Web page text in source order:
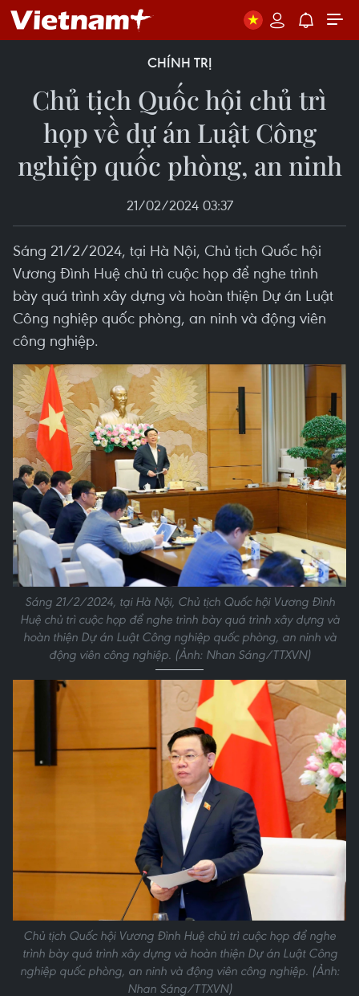
CHÍNH TRỊ
Chủ tịch Quốc hội chủ trì
họp về dự án Luật Công
nghiệp quốc phòng, an ninh
21/02/2024 03:37
Sáng 21/2/2024, tại Hà Nội, Chủ tịch Quốc hội
Vương Đình Huệ chủ trì cuộc họp để nghe trình
bày quá trình xây dựng và hoàn thiện Dự án Luật
Công nghiệp quốc phòng, an ninh và động viên
công nghiệp.
Sáng 21/2/2024, tại Hà Nội, Chủ tịch Quốc hội Vương Đình
Huệ chủ trì cuộc họp để nghe trình bày quá trình xây dựng và
hoàn thiện Dự án Luật Công nghiệp quốc phòng, an ninh và
động viên công nghiệp. (Ảnh: Nhan Sáng/TTXVN)
Chủ tịch Quốc hội Vương Đình Huệ chủ trì cuộc họp để nghe
trình bày quá trình xây dựng và hoàn thiện Dự án Luật Công
nghiệp quốc phòng, an ninh và động viên công nghiệp. (Ảnh:
Nhan Sáng/TTXVN)